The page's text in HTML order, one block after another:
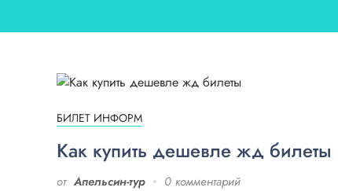
БИЛЕТ ИНФОРМ
Как купить дешевле жд билеты
от Апельсин-тур 0 комментарий